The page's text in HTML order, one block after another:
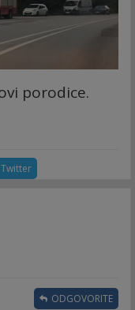
porodice.
Twitter
ODGOVORITE